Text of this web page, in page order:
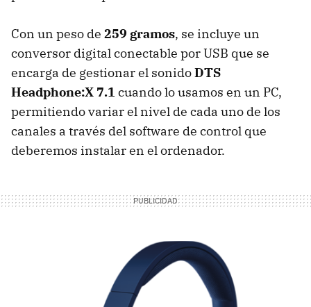
Con un peso de 259 gramos, se incluye un
conversor digital conectable por USB que se
encarga de gestionar el sonidoDTS
Headphone:X 7.1 cuando lo usamos en un PC,
permitiendo variar el nivel de cada uno de los
canales a través del software de control que
deberemos instalar en el ordenador.